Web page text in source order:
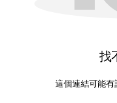
找
這個連結可能有